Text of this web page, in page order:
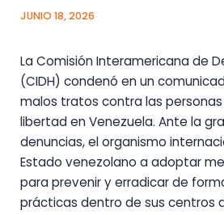
JUNIO 18, 2026
La Comisión Interamericana de
(CIDH) condenó en un
malos tratos contra las
libertad en Venezuela. Ante la
denuncias, el organismo
Estado venezolano a adoptar
para prevenir y erradicar de
prácticas dentro de sus centros